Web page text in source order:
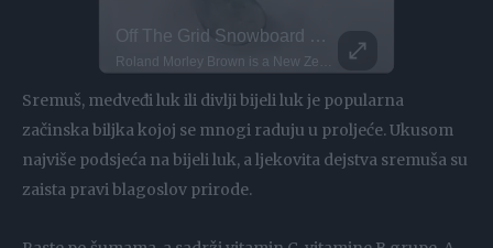
Sremuš, medveđi luk ili divlji bijeli luk je popularna
začinska biljka kojoj se mnogi raduju u proljeće. Ukusom
najviše podsjeća na bijeli luk, a ljekovita dejstva sremuša su
zaista pravi blagoslov prirode.